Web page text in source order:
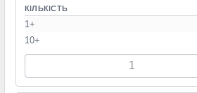
КІЛЬКІСТЬ
1+
10+